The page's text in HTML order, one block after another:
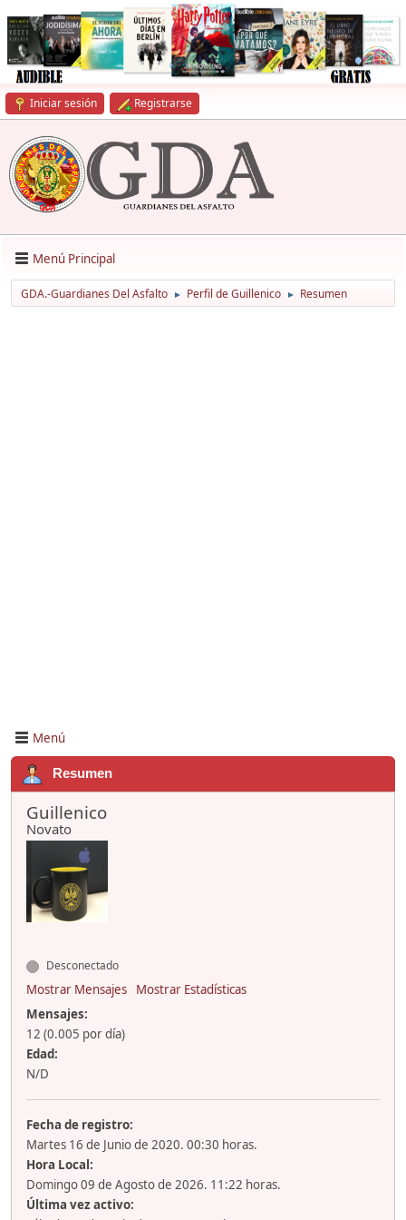
Iniciar sesión Registrarse
Menú Principal
GDA.-Guardianes Del Asfalto ► Perfil de Guillenico ► Resumen
Menú
Resumen
Guillenico
Novato
Desconectado
Mostrar Mensajes
Mostrar Estadísticas
Mensajes:
12 (0.005 por día)
Edad:
N/D
Fecha de registro:
Martes 16 de Junio de 2020. 00:30 horas.
Hora Local:
Domingo 09 de Agosto de 2026. 11:22 horas.
Última vez activo: